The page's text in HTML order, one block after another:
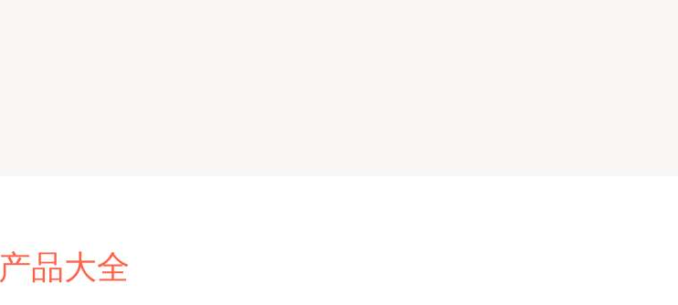
产品大全